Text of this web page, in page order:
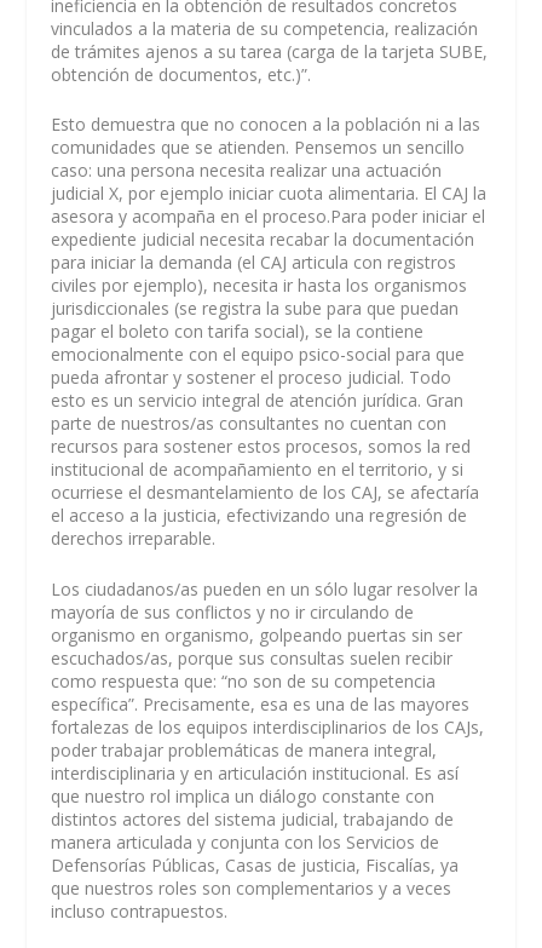
ineficiencia en la obtención de resultados concretos
vinculados a la materia de su competencia, realización
de trámites ajenos a su tarea (carga de la tarjeta SUBE,
obtención de documentos, etc.)”.
Esto demuestra que no conocen a la población ni a las
comunidades que se atienden. Pensemos un sencillo
caso: una persona necesita realizar una actuación
judicial X, por ejemplo iniciar cuota alimentaria. El CAJ la
asesora y acompaña en el proceso.Para poder iniciar el
expediente judicial necesita recabar la documentación
para iniciar la demanda (el CAJ articula con registros
civiles por ejemplo), necesita ir hasta los organismos
jurisdiccionales (se registra la sube para que puedan
pagar el boleto con tarifa social), se la contiene
emocionalmente con el equipo psico-social para que
pueda afrontar y sostener el proceso judicial. Todo
esto es un servicio integral de atención jurídica. Gran
parte de nuestros/as consultantes no cuentan con
recursos para sostener estos procesos, somos la red
institucional de acompañamiento en el territorio, y si
ocurriese el desmantelamiento de los CAJ, se afectaría
el acceso a la justicia, efectivizando una regresión de
derechos irreparable.
Los ciudadanos/as pueden en un sólo lugar resolver la
mayoría de sus conflictos y no ir circulando de
organismo en organismo, golpeando puertas sin ser
escuchados/as, porque sus consultas suelen recibir
como respuesta que: “no son de su competencia
específica”. Precisamente, esa es una de las mayores
fortalezas de los equipos interdisciplinarios de los CAJs,
poder trabajar problemáticas de manera integral,
interdisciplinaria y en articulación institucional. Es así
que nuestro rol implica un diálogo constante con
distintos actores del sistema judicial, trabajando de
manera articulada y conjunta con los Servicios de
Defensorías Públicas, Casas de justicia, Fiscalías, ya
que nuestros roles son complementarios y a veces
incluso contrapuestos.